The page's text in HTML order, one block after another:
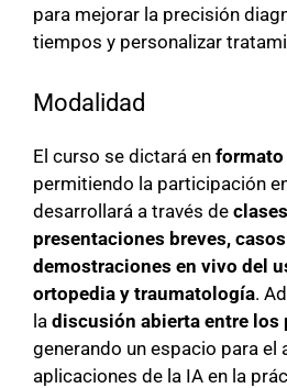
para mejorar la precisión
tiempos y personalizar
Modalidad
El curso se dictará en
permitiendo la participación
desarrollará a través de
presentaciones breves,
demostraciones en vivo del
ortopedia y traumatología.
la discusión abierta entre los
generando un espacio para el
aplicaciones de la IA en la